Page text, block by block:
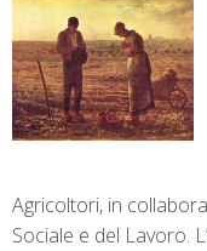
Agricoltori, in
Sociale e del Lavoro.